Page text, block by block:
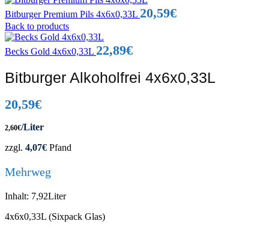
Bitburger Premium Pils 4x6x0,33L 20,59€
Back to products
Becks Gold 4x6x0,33L 22,89€
Bitburger Alkoholfrei 4x6x0,33L
20,59€
2,60€/Liter
zzgl. 4,07€ Pfand
Mehrweg
Inhalt: 7,92Liter
4x6x0,33L (Sixpack Glas)